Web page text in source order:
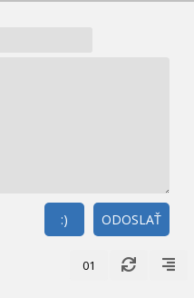
ODOSLAŤ
:)
01